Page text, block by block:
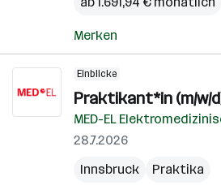
Merken
Einblicke
Praktikant*in (m/w/
MED-EL
28.7.2026
Innsbruck
Praktika